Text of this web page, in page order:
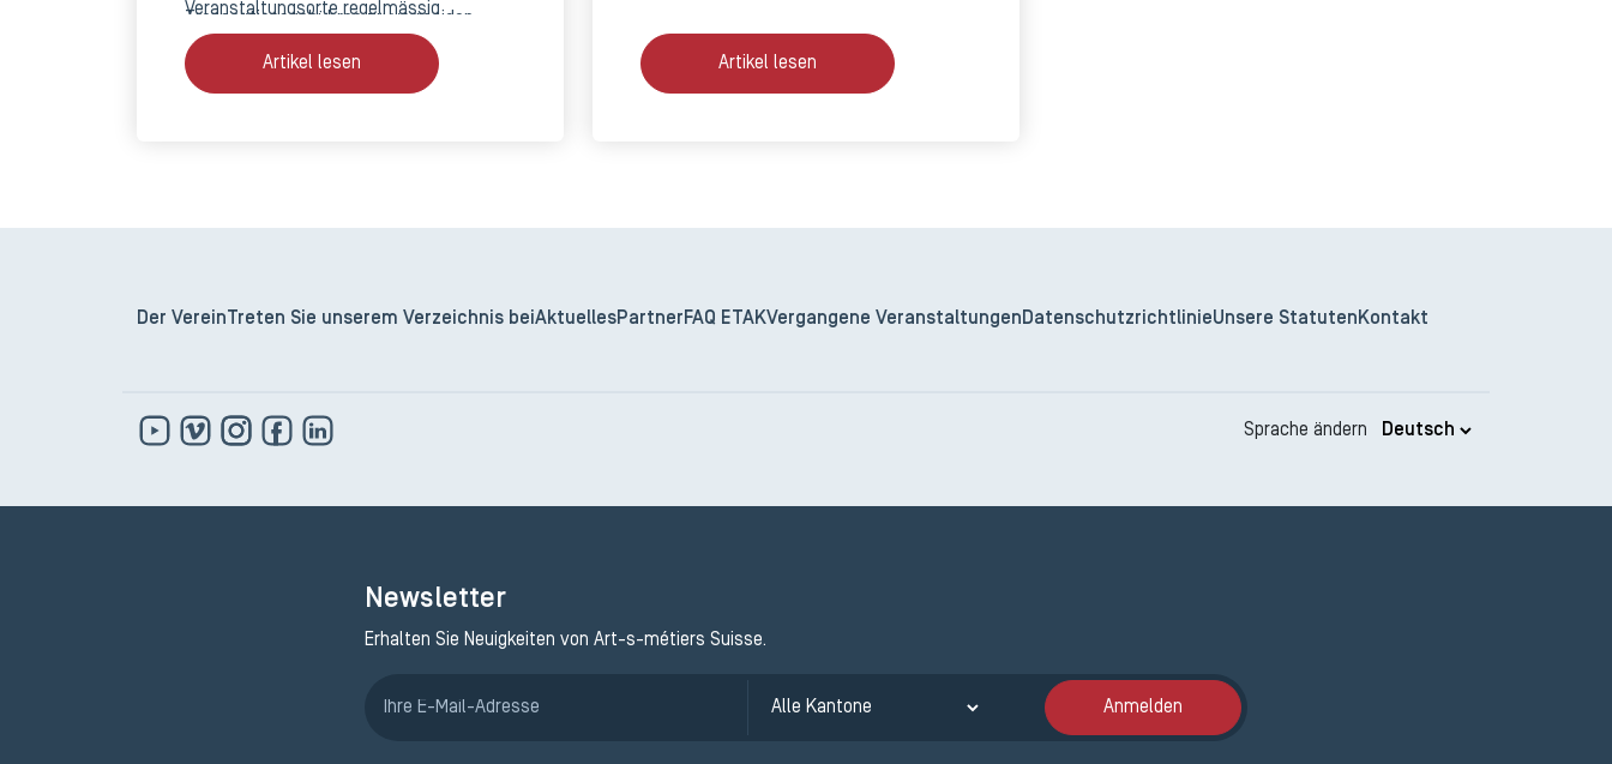
Transaktionsgebühren zu vermeiden.
Veranstaltungsorte regelmässig
bedienen. Nutzen Sie Ihren Besuch
zudem, um neue Städte und Regionen zu
entdecken.
Artikel lesen Artikel lesen
Der Verein Treten Sie unserem Verzeichnis bei AktuellesPartner FAQ ETAKVergangene Veranstaltungen DatenschutzrichtlinieUnsere Statuten Kontakt
Sprache ändern
Newsletter
Erhalten Sie Neuigkeiten von Art-s-métiers Suisse.
Anmelden